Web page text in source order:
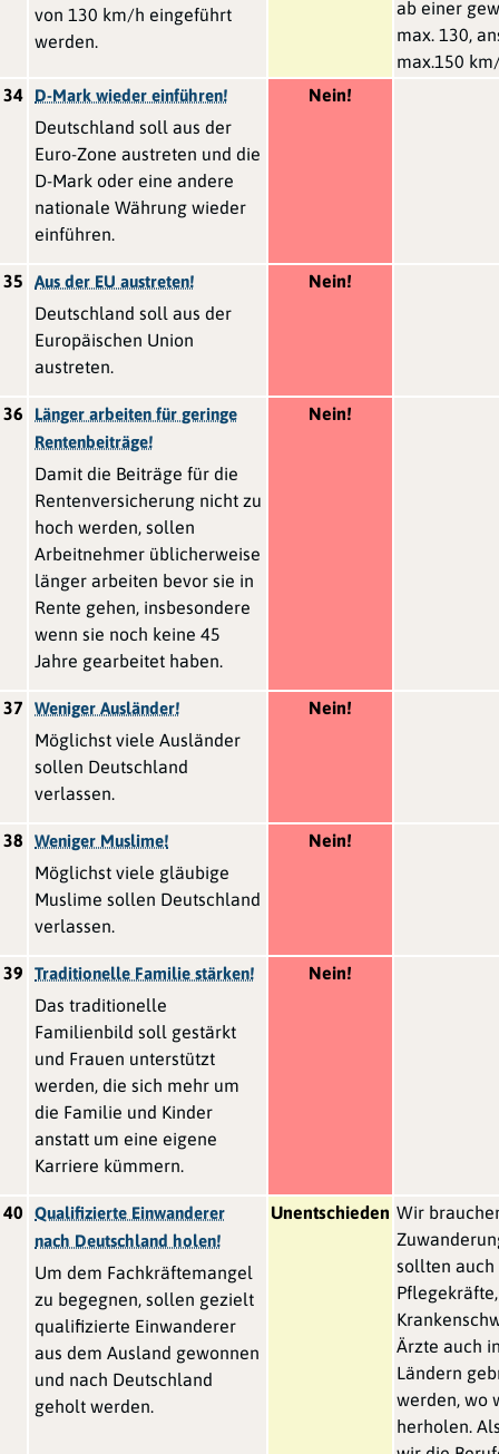
von 130 km/h eingeführt
werden.
ab einer
max. 130,
max.150
34
D-Mark wieder einführen!
Deutschland soll aus der
Euro-Zone austreten und die
D-Mark oder eine andere
nationale Währung wieder
einführen.
Nein!
35 Aus der EU austreten!
Deutschland soll aus der
Europäischen Union
austreten.
Nein!
36
Länger arbeiten für geringe
Rentenbeiträge!
Damit die Beiträge für die
Rentenversicherung nicht zu
hoch werden, sollen
Arbeitnehmer üblicherweise
länger arbeiten bevor sie in
Rente gehen, insbesondere
wenn sie noch keine 45
Jahre gearbeitet haben.
Nein!
37 Weniger Ausländer!
Möglichst viele Ausländer
sollen Deutschland
verlassen.
Nein!
38 Weniger Muslime!
Möglichst viele gläubige
Muslime sollen Deutschland
verlassen.
Nein!
39 Traditionelle Familie stärken!
Das traditionelle
Familienbild soll gestärkt
und Frauen unterstützt
werden, die sich mehr um
die Familie und Kinder
anstatt um eine eigene
Karriere kümmern.
Nein!
40
Qualifizierte Einwanderer
nach Deutschland holen!
Um dem Fachkräftemangel
zu begegnen, sollen gezielt
qualifizierte Einwanderer
aus dem Ausland gewonnen
und nach Deutschland
geholt werden.
Unentschieden Wir
sollten auch
Pflegekräfte,
Ärzte auch
Ländern
werden, wo
herholen.